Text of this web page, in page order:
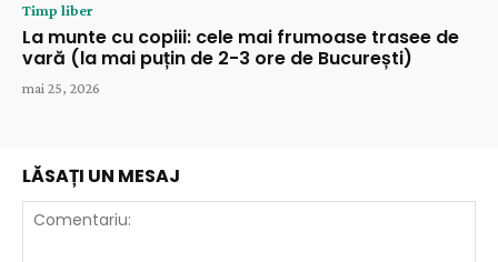
Timp liber
La munte cu copiii: cele mai frumoase trasee de
vară (la mai puțin de 2-3 ore de București)
mai 25, 2026
LĂSAȚI UN MESAJ